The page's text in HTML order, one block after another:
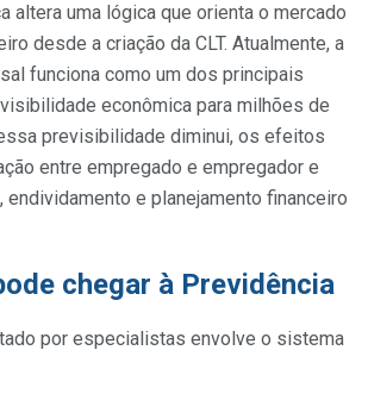
altera uma lógica que orienta o mercado
desde a criação da CLT. Atualmente, a
funciona como um dos principais
econômica para milhões de
previsibilidade diminui, os efeitos
entre empregado e empregador e
endividamento e planejamento financeiro
chegar à Previdência
por especialistas envolve o sistema